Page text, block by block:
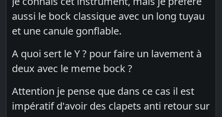
aussi le bock classique avec un long tuyau
et une canule gonflable.
A quoi sert le Y ? pour faire un lavement à
deux avec le meme bock ?
Attention je pense que dans ce cas il est
impératif d'avoir des clapets anti retour sur